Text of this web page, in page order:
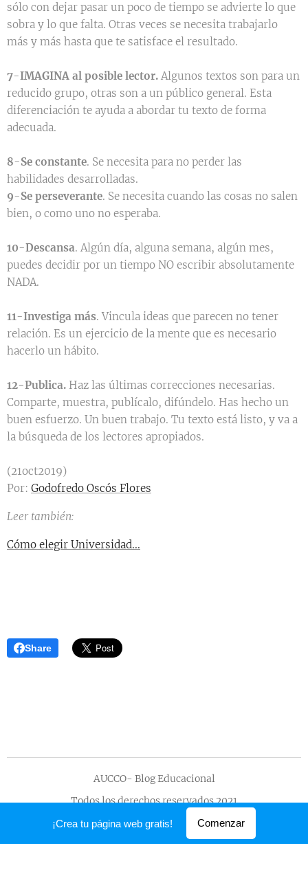
sólo con dejar pasar un poco de tiempo se advierte lo que
sobra y lo que falta. Otras veces se necesita trabajarlo
más y más hasta que te satisface el resultado.
7-IMAGINA al posible lector. Algunos textos son para un
reducido grupo, otras son a un público general. Esta
diferenciación te ayuda a abordar tu texto de forma
adecuada.
8-Se constante. Se necesita para no perder las
habilidades desarrolladas.
9-Se perseverante. Se necesita cuando las cosas no salen
bien, o como uno no esperaba.
10-Descansa. Algún día, alguna semana, algún mes,
puedes decidir por un tiempo NO escribir absolutamente
NADA.
11-Investiga más. Vincula ideas que parecen no tener
relación. Es un ejercicio de la mente que es necesario
hacerlo un hábito.
12-Publica. Haz las últimas correcciones necesarias.
Comparte, muestra, publícalo, difúndelo. Has hecho un
buen esfuerzo. Un buen trabajo. Tu texto está listo, y va a
la búsqueda de los lectores apropiados.
(21oct2019)
Por: Godofredo Oscós Flores
Leer también:
Cómo elegir Universidad...
Share
AUCCO- Blog Educacional
Todos los derechos reservados 2021
Creado conWebnode
¡Crea tu página web gratis! Comenzar